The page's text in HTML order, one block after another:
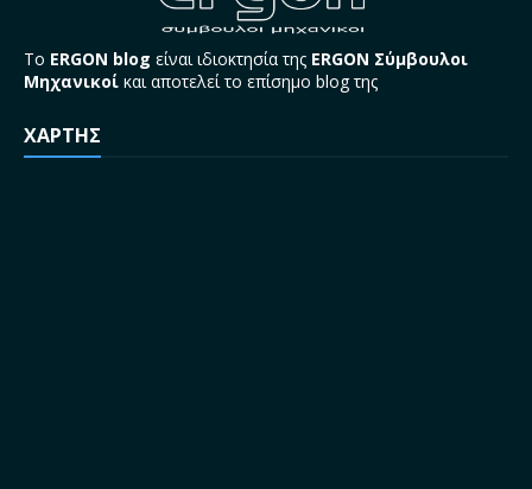
Το ERGON blog είναι ιδιοκτησία της ERGON Σύμβουλοι
Μηχανικοί και αποτελεί το επίσημο blog της
ΧΑΡΤΗΣ